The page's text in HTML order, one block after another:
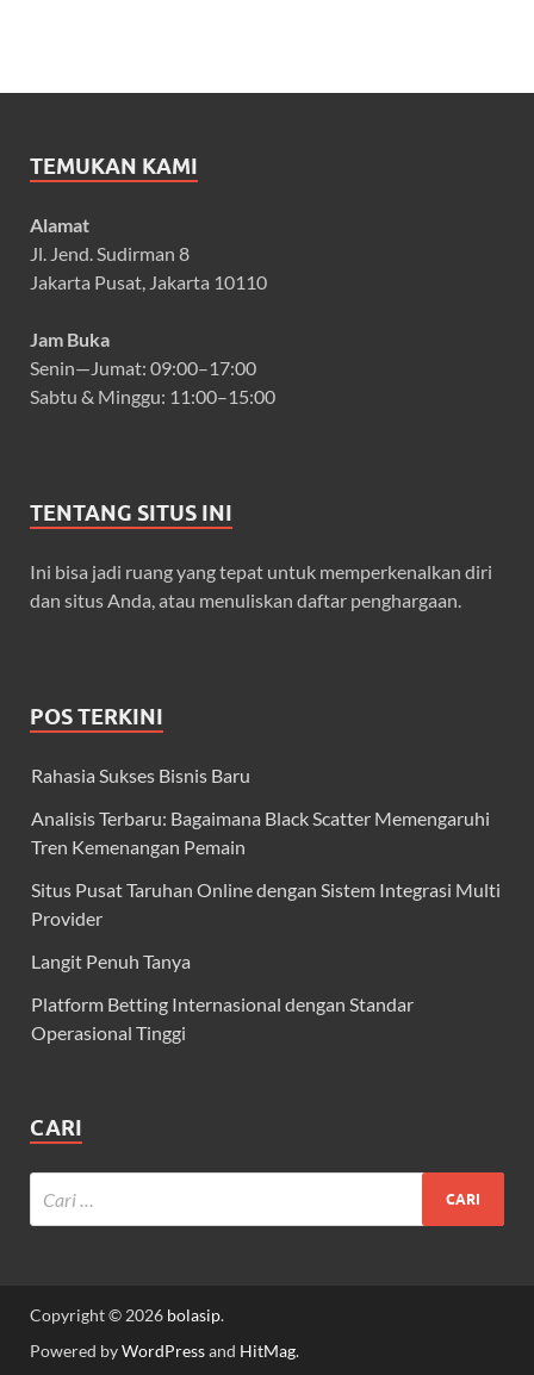
TEMUKAN KAMI
Alamat
Jl. Jend. Sudirman 8
Jakarta Pusat, Jakarta 10110
Jam Buka
Senin—Jumat: 09:00–17:00
Sabtu & Minggu: 11:00–15:00
TENTANG SITUS INI
Ini bisa jadi ruang yang tepat untuk memperkenalkan diri
dan situs Anda, atau menuliskan daftar penghargaan.
POS TERKINI
Rahasia Sukses Bisnis Baru
Analisis Terbaru: Bagaimana Black Scatter Memengaruhi
Tren Kemenangan Pemain
Situs Pusat Taruhan Online dengan Sistem Integrasi Multi
Provider
Langit Penuh Tanya
Platform Betting Internasional dengan Standar
Operasional Tinggi
CARI
Copyright © 2026 bolasip.
Powered byWordPressand HitMag.